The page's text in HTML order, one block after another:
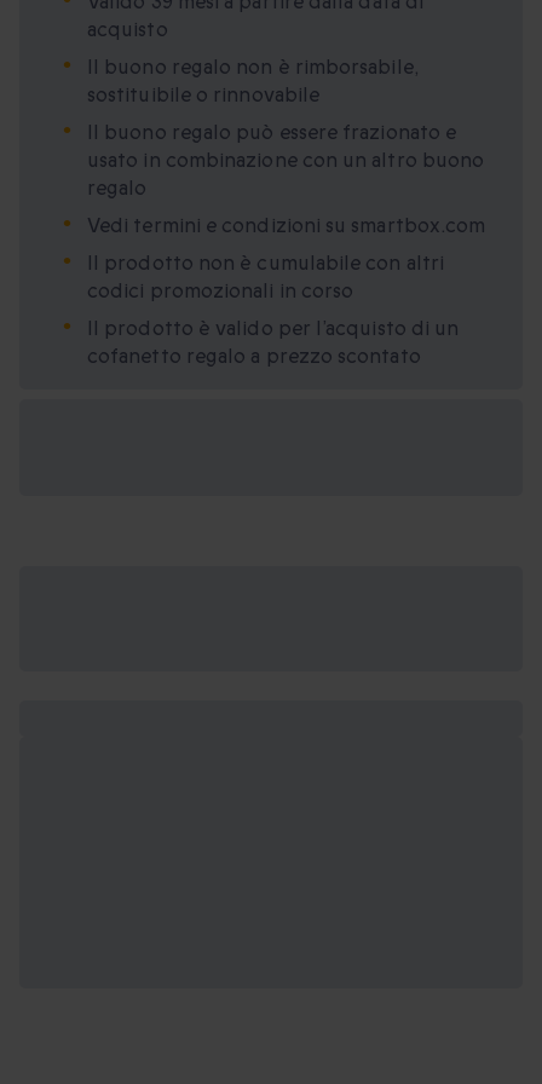
acquisto
Il buono regalo non è rimborsabile,
sostituibile o rinnovabile
Il buono regalo può essere frazionato e
usato in combinazione con un altro buono
regalo
Vedi termini e condizioni su smartbox.com
Il prodotto non è cumulabile con altri
codici promozionali in corso
Il prodotto è valido per l’acquisto di un
cofanetto regalo a prezzo scontato